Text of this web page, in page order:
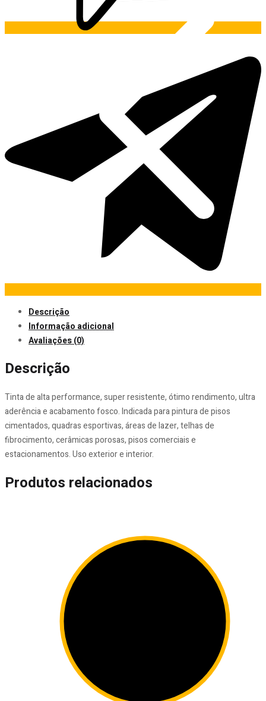
Descrição
Informação adicional
Avaliações (0)
Descrição
Tinta de alta performance, super resistente, ótimo rendimento, ultra
aderência e acabamento fosco. Indicada para pintura de pisos
cimentados, quadras esportivas, áreas de lazer, telhas ­de
fibrocimento, cerâmicas porosas, pisos comerciais e
estacionamentos. Uso exterior e interior.
Produtos relacionados